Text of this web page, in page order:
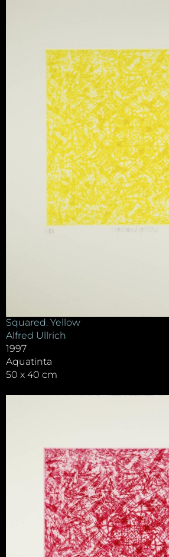
Squared. Yellow
Alfred Ullrich
1997
Aquatinta
50 x 40 cm